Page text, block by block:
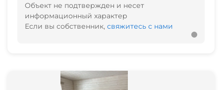
Объект не подтвержден и несет
информационный характер
Если вы собственник, свяжитесь с нами